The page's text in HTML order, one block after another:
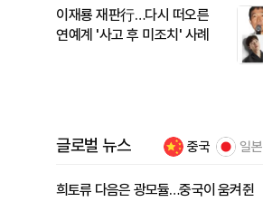
이재룡 재판行…다시 떠오른
연예계 '사고 후 미조치' 사례
글로벌 뉴스 중국 일본
희토류 다음은 광모듈…중국이 움켜쥔